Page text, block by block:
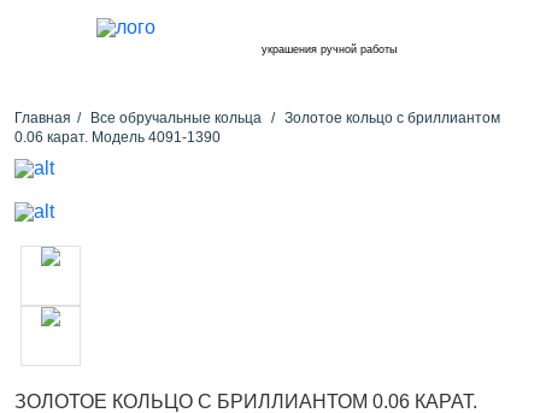
украшения ручной работы
Главная Все обручальные кольца
Золотое кольцо с бриллиантом
0.06 карат. Модель 4091-1390
ЗОЛОТОЕ КОЛЬЦО С БРИЛЛИАНТОМ 0.06 КАРАТ.